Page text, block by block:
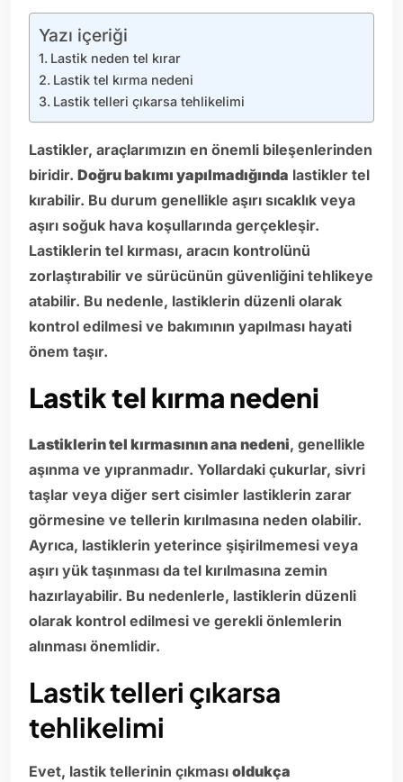
Yazı içeriği
Lastik neden tel kırar
Lastik tel kırma nedeni
Lastik telleri çıkarsa tehlikelimi
Lastikler, araçlarımızın en önemli bileşenlerinden
biridir. Doğru bakımı yapılmadığında lastikler tel
kırabilir. Bu durum genellikle aşırı sıcaklık veya
aşırı soğuk hava koşullarında gerçekleşir.
Lastiklerin tel kırması, aracın kontrolünü
zorlaştırabilir ve sürücünün güvenliğini tehlikeye
atabilir. Bu nedenle, lastiklerin düzenli olarak
kontrol edilmesi ve bakımının yapılması hayati
önem taşır.
Lastik tel kırma nedeni
Lastiklerin tel kırmasının ana nedeni, genellikle
aşınma ve yıpranmadır. Yollardaki çukurlar, sivri
taşlar veya diğer sert cisimler lastiklerin zarar
görmesine ve tellerin kırılmasına neden olabilir.
Ayrıca, lastiklerin yeterince şişirilmemesi veya
aşırı yük taşınması da tel kırılmasına zemin
hazırlayabilir. Bu nedenlerle, lastiklerin düzenli
olarak kontrol edilmesi ve gerekli önlemlerin
alınması önemlidir.
Lastik telleri çıkarsa
tehlikelimi
Evet, lastik tellerinin çıkması oldukça